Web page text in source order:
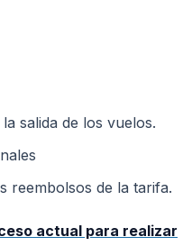
salida de los vuelos.
reembolsos de la tarifa.
actual para realizar